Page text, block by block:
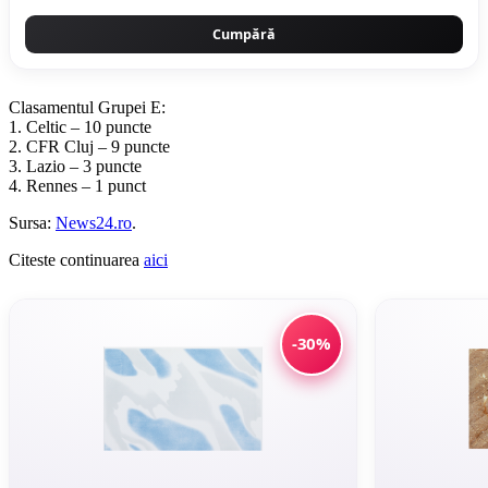
Cumpără
Clasamentul Grupei E:
1. Celtic – 10 puncte
2. CFR Cluj – 9 puncte
3. Lazio – 3 puncte
4. Rennes – 1 punct
Sursa: News24.ro.
Citeste continuarea aici
-30%